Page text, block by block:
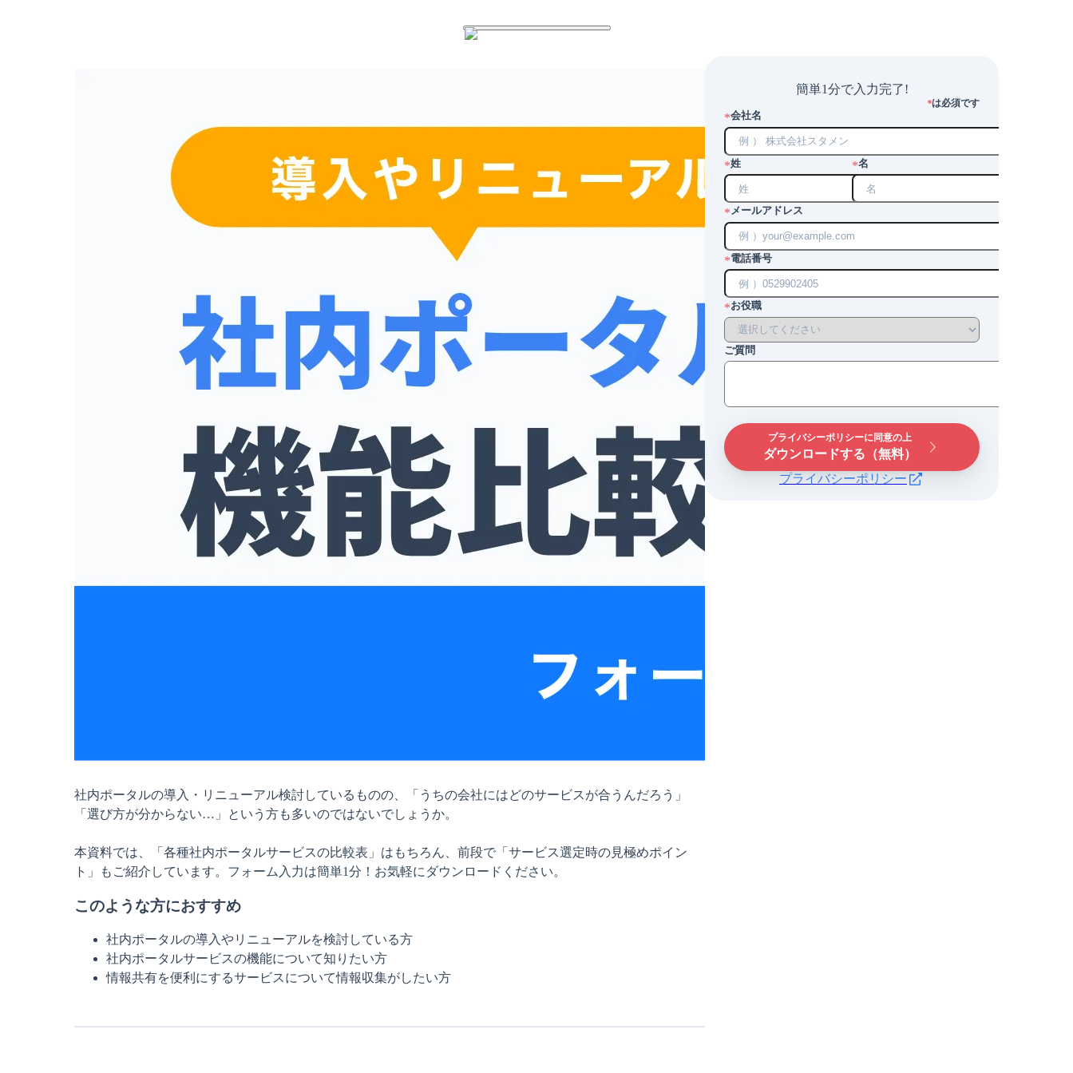
社内ポータルの導入・リニューアル検討しているものの、「うちの会社にはどのサービスが合うんだろう」
「選び方が分からない…」という方も多いのではないでしょうか。
本資料では、「各種社内ポータルサービスの比較表」はもちろん、前段で「サービス選定時の見極めポイン
ト」もご紹介しています。 フォーム入力は簡単1分！お気軽にダウンロードください。
このような方におすすめ
社内ポータルの導入やリニューアルを検討している方
社内ポータルサービスの機能について知りたい方
情報共有を便利にするサービスについて情報収集がしたい方
簡単1分で入力完了!
*は必須です
*会社名
*姓 *名
*メールアドレス
*電話番号
*お役職
ご質問
プライバシーポリシーに同意の上
ダウンロードする（無料）
プライバシーポリシー